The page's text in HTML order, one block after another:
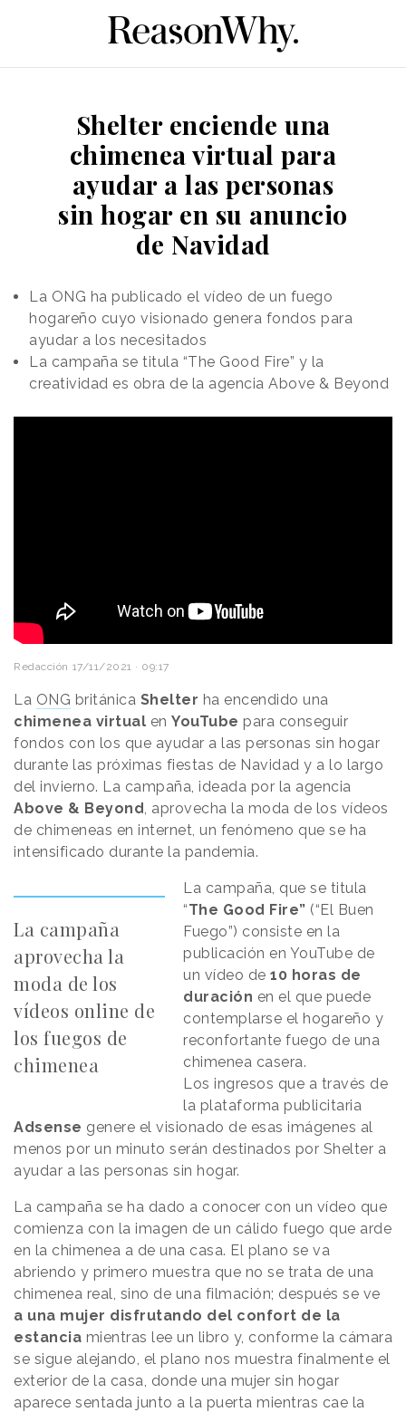
Shelter enciende una
chimenea virtual para
ayudar a las personas
sin hogar en su anuncio
de Navidad
La ONG ha publicado el vídeo de un fuego
hogareño cuyo visionado genera fondos para
ayudar a los necesitados
La campaña se titula “The Good Fire” y la
creatividad es obra de la agencia Above & Beyond
Redacción 17/11/2021 · 09:17
La ONG británica Shelter ha encendido una
chimenea virtual en YouTube para conseguir
fondos con los que ayudar a las personas sin hogar
durante las próximas fiestas de Navidad y a lo largo
del invierno. La campaña, ideada por la agencia
Above & Beyond, aprovecha la moda de los vídeos
de chimeneas en internet, un fenómeno que se ha
intensificado durante la pandemia.
La campaña
aprovecha la
moda de los
vídeos online de
los fuegos de
chimenea
La campaña, que se titula
“The Good Fire” (“El Buen
Fuego”) consiste en la
publicación en YouTube de
un vídeo de10 horas de
duración en el que puede
contemplarse el hogareño y
reconfortante fuego de una
chimenea casera.
Los ingresos que a través de
la plataforma publicitaria
Adsense genere el visionado de esas imágenes al
menos por un minuto serán destinados por Shelter a
ayudar a las personas sin hogar.
La campaña se ha dado a conocer con un vídeo que
comienza con la imagen de un cálido fuego que arde
en la chimenea a de una casa. El plano se va
abriendo y primero muestra que no se trata de una
chimenea real, sino de una filmación; después se ve
a una mujer disfrutando del confort de la
estancia mientras lee un libro y, conforme la cámara
se sigue alejando, el plano nos muestra finalmente el
exterior de la casa, donde una mujer sin hogar
aparece sentada junto a la puerta mientras cae la